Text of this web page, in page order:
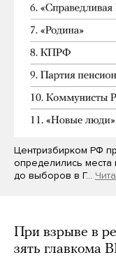
Центризбирком РФ
определились места
до выборов в Г…
При взрыве в
зять главкома